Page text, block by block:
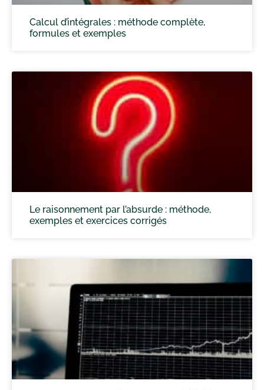
Calcul d’intégrales : méthode complète,
formules et exemples
Le raisonnement par l’absurde : méthode,
exemples et exercices corrigés